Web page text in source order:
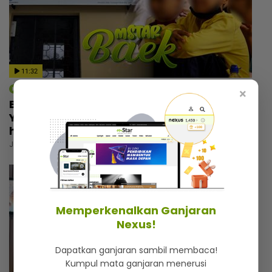
11:32
Bukan sekadar tempat berlindung,
Yayasan Chow Kit simpan kisah menyayat
hati
Jumaat, 31 Julai 2026 6:00 PM
×
Memperkenalkan Ganjaran
Nexus!
Dapatkan ganjaran sambil membaca!
Kumpul mata ganjaran menerusi